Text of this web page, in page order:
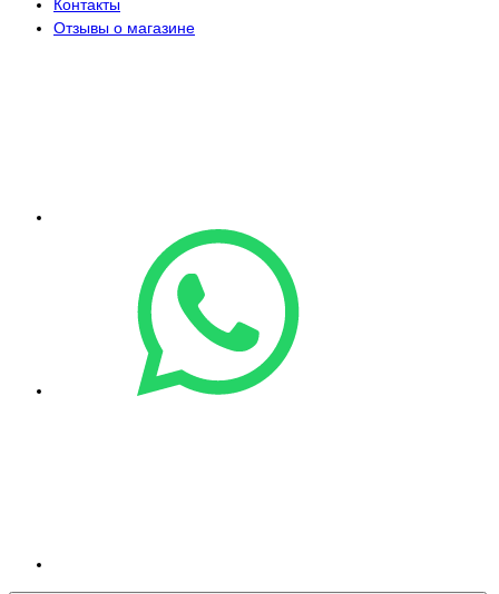
Контакты
Отзывы о магазине